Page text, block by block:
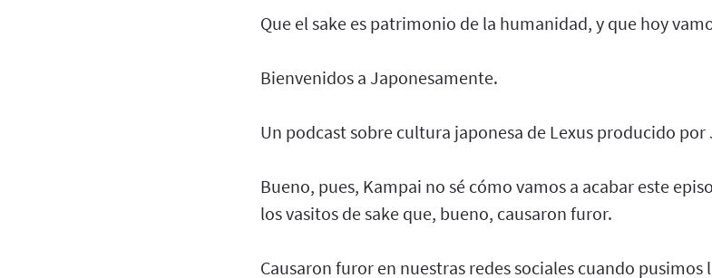
Que el sake es patrimonio de la humanidad, y que hoy
Bienvenidos a Japonesamente.
Un podcast sobre cultura japonesa de Lexus producido por
Bueno, pues, Kampai no sé cómo vamos a acabar este
los vasitos de sake que, bueno, causaron furor.
Causaron furor en nuestras redes sociales cuando